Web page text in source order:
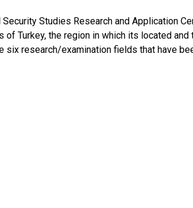
Security Studies Research and Application
Turkey, the region in which its located
six research/examination fields that have